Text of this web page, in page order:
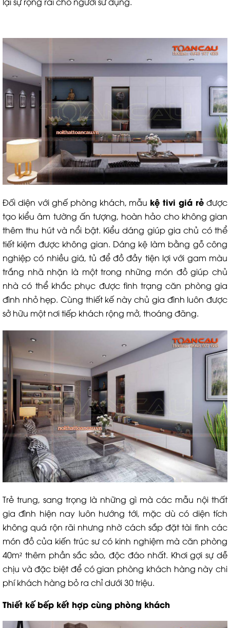
Đối diện với ghế phòng khách, mẫu kệ tivi giá rẻ được
tạo kiểu âm tường ấn tượng, hoàn hảo cho không gian
thêm thu hút và nổi bật. Kiểu dáng giúp gia chủ có thể
tiết kiệm được không gian. Dáng kệ làm bằng gỗ công
nghiệp có nhiều giá, tủ để đồ đầy tiện lợi với gam màu
trắng nhã nhặn là một trong những món đồ giúp chủ
nhà có thể khắc phục được tình trạng căn phòng gia
đình nhỏ hẹp. Cùng thiết kế này chủ gia đình luôn được
sở hữu một nơi tiếp khách rộng mở, thoáng đãng.
Trẻ trung, sang trọng là những gì mà các mẫu nội thất
gia đình hiện nay luôn hướng tới, mặc dù có diện tích
không quá rộn rãi nhưng nhờ cách sắp đặt tài tình các
món đồ của kiến trúc sư có kinh nghiệm mà căn phòng
40m² thêm phần sắc sảo, độc đáo nhất. Khơi gợi sự dễ
chịu và đặc biệt để có gian phòng khách hàng này chi
phí khách hàng bỏ ra chỉ dưới 30 triệu.
Thiết kế bếp kết hợp cùng phòng khách